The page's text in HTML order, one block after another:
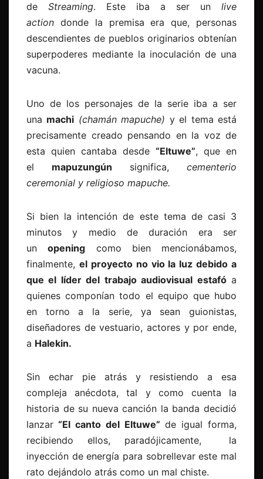
de Streaming. Este iba a ser un live
action donde la premisa era que, personas
descendientes de pueblos originarios obtenían
superpoderes mediante la inoculación de una
vacuna.
Uno de los personajes de la serie iba a ser
una machi (chamán mapuche) y el tema está
precisamente creado pensando en la voz de
esta quien cantaba desde “Eltuwe”, que en
el mapuzungún significa, cementerio
ceremonial y religioso mapuche.
Si bien la intención de este tema de casi 3
minutos y medio de duración era ser
unopening como bien mencionábamos,
finalmente, el proyecto no vio la luz debido a
que el líder del trabajo audiovisual estafóa
quienes componían todo el equipo que hubo
en torno a la serie, ya sean guionistas,
diseñadores de vestuario, actores y por ende,
a Halekin.
Sin echar pie atrás y resistiendo a esa
compleja anécdota, tal y como cuenta la
historia de su nueva canción la banda decidió
lanzar “El canto del Eltuwe” de igual forma,
recibiendo ellos, paradójicamente, la
inyección de energía para sobrellevar este mal
rato dejándolo atrás como un mal chiste.